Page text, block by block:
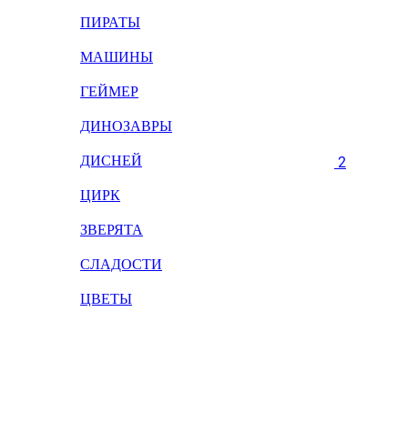
ПИРАТЫ
МАШИНЫ
ГЕЙМЕР
ДИНОЗАВРЫ
ДИСНЕЙ
ЦИРК
ЗВЕРЯТА
СЛАДОСТИ
ЦВЕТЫ
2